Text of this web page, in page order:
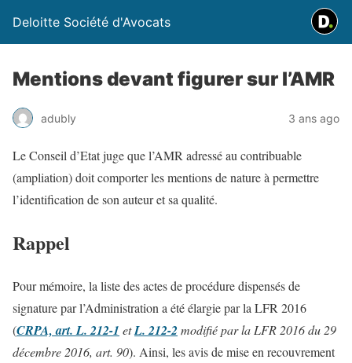
Deloitte Société d'Avocats
Mentions devant figurer sur l’AMR
adubly 3 ans ago
Le Conseil d’Etat juge que l’AMR adressé au contribuable
(ampliation) doit comporter les mentions de nature à permettre
l’identification de son auteur et sa qualité.
Rappel
Pour mémoire, la liste des actes de procédure dispensés de
signature par l’Administration a été élargie par la LFR 2016
(CRPA, art. L. 212-1 etL. 212-2 modifié par la LFR 2016 du 29
décembre 2016, art. 90). Ainsi, les avis de mise en recouvrement